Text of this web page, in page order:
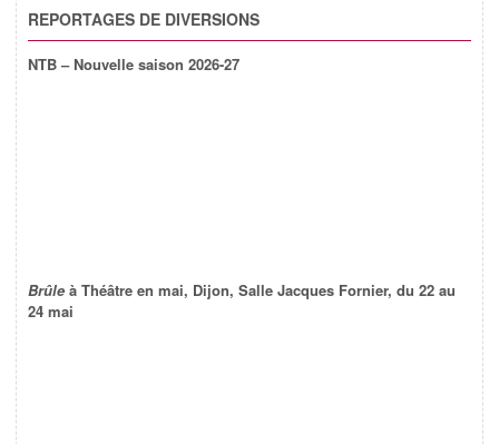
REPORTAGES DE DIVERSIONS
NTB – Nouvelle saison 2026-27
Brûle à Théâtre en mai, Dijon, Salle Jacques Fornier, du 22 au
24 mai